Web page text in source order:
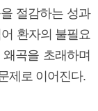
절감하는 성과
환자의 불필요
곡을 초래하며
제로 이어진다.